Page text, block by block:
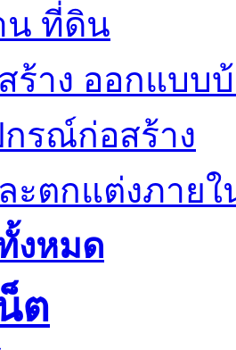
น ที่ดิน
ร้าง ออกแบบ
รณ์ก่อสร้าง
ะตกแต่งภายใ
งหมด
ต